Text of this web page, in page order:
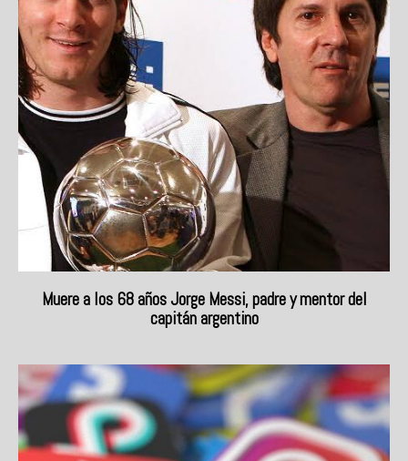
Muere a los 68 años Jorge Messi, padre y mentor del
capitán argentino